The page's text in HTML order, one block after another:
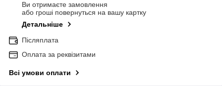
Ви отримаєте замовлення
або гроші повернуться на вашу картку
Детальніше
Післяплата
Оплата за реквізитами
Всі умови оплати